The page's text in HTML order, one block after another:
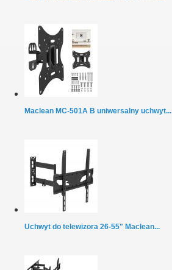
Maclean MC-501A B uniwersalny uchwyt...
Uchwyt do telewizora 26-55" Maclean...